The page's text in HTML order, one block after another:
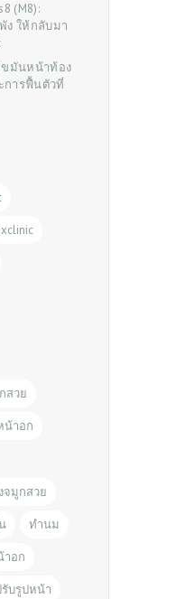
(M8):
ง ให้กลับมา
ขมันหน้าท้อง
การฟื้นตัวที่
สวย
น้าอก
จมูกสวย
ทำนม
าอก
บรูปหน้า